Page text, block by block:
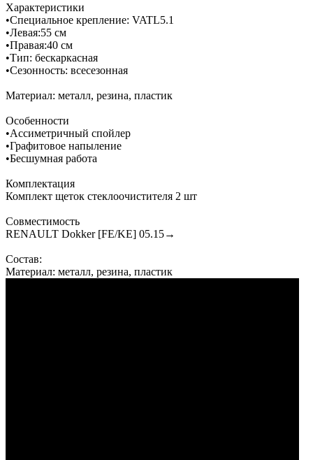
Характеристики
•Специальное крепление: VATL5.1
•Левая:55 см
•Правая:40 см
•Тип: бескаркасная
•Сезонность: всесезонная
Материал: металл, резина, пластик
Особенности
•Ассиметричный спойлер
•Графитовое напыление
•Бесшумная работа
Комплектация
Комплект щеток стеклоочистителя 2 шт
Совместимость
RENAULT Dokker [FE/KE] 05.15→
Состав:
Материал: металл, резина, пластик